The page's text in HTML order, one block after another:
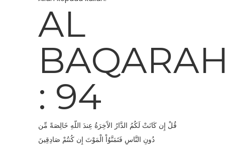
AL
: 94
قُلْ إِن كَانَتْ لَكُمُ الدَّارُ الآَخِرَةُ عِندَ اللّهِ خَالِصَةً مِّن
دُونِ النَّاسِ فَتَمَنَّوُاْ الْمَوْتَ إِن كُنتُمْ صَادِقِينَ